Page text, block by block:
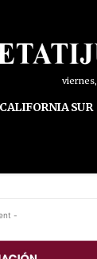
SUR
-